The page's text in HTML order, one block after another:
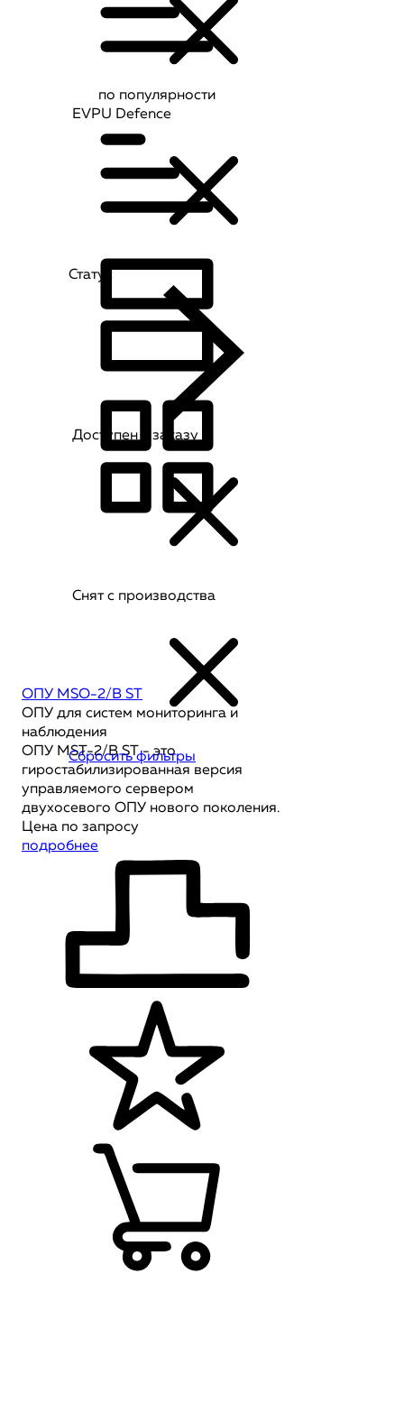
по популярности
ОПУ MSO-2/B ST
ОПУ для систем мониторинга и
наблюдения
ОПУ MST-2/B ST - это
гиростабилизированная версия
управляемого сервером
двухосевого ОПУ нового поколения.
Цена по запросу
подробнее
EVPU Defence
Статус
Доступен к заказу
Снят с производства
Сбросить фильтры